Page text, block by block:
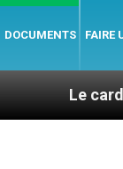
DOCUMENTS FAIRE
Aveline